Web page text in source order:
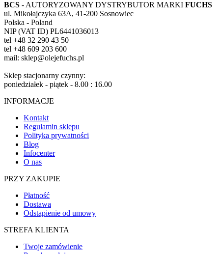
BCS - AUTORYZOWANY DYSTRYBUTOR MARKI FUCHS
ul. Mikołajczyka 63A, 41-200 Sosnowiec
Polska - Poland
NIP (VAT ID) PL6441036013
tel +48 32 290 43 50
tel +48 609 203 600
mail: sklep@olejefuchs.pl
Sklep stacjonarny czynny:
poniedziałek - piątek - 8.00 : 16.00
INFORMACJE
Kontakt
Regulamin sklepu
Polityka prywatności
Blog
Infocenter
O nas
PRZY ZAKUPIE
Płatność
Dostawa
Odstąpienie od umowy
STREFA KLIENTA
Twoje zamówienie